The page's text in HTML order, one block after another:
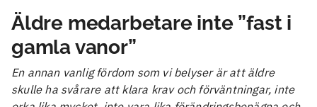
Äldre medarbetare inte ”fast i
gamla vanor”
En annan vanlig fördom som vi belyser är att äldre
skulle ha svårare att klara krav och förväntningar, inte